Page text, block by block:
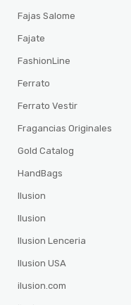
Fajas Salome
Fajate
FashionLine
Ferrato
Ferrato Vestir
Fragancias Originales
Gold Catalog
HandBags
Ilusion
Ilusion
Ilusion Lenceria
Ilusion USA
ilusion.com